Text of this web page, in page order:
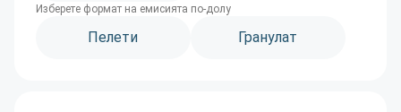
Изберете формат на емисията по-долу
Пелети Гранулат